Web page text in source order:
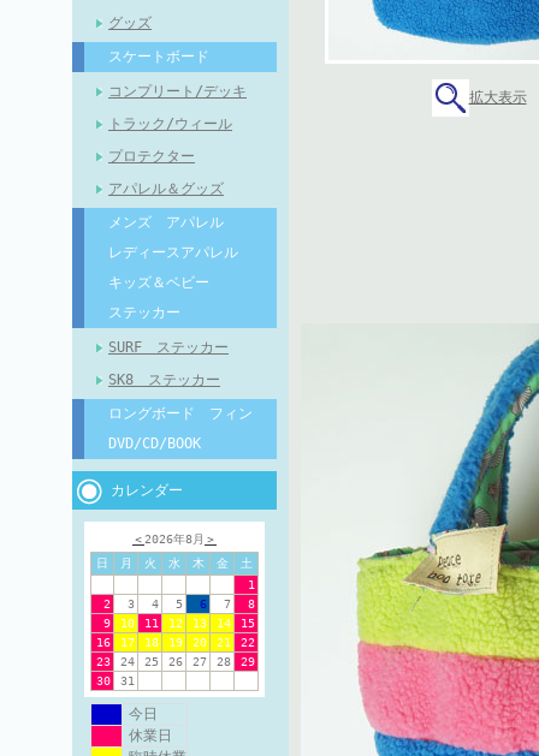
グッズ
スケートボード
コンプリート/デッキ
トラック/ウィール
プロテクター
アパレル＆グッズ
メンズ アパレル
レディースアパレル
キッズ＆ベビー
ステッカー
SURF ステッカー
SK8 ステッカー
ロングボード フィン
DVD/CD/BOOK
カレンダー
＜2026年8月 ＞
日
月 火 水 木 金
土
1
2
3 4 5 6 7
8
9
10 11 12 13 14
15
16
17 18 19 20 21
22
23
24 25 26 27 28
29
30
31
今日
休業日
拡大表示